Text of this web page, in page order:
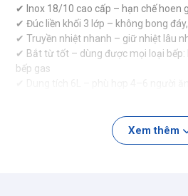
✔ Inox 18/10 cao cấp – hạn chế hoen
✔ Đúc liền khối 3 lớp – không bong
✔ Truyền nhiệt nhanh – giữ nhiệt lâu
✔ Bắt từ tốt – dùng được mọi loại bếp:
bếp gas
Xem thêm